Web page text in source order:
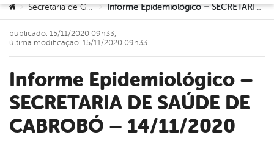
Você está aqui:
> Secretaria de Governo > Informe Epidemiológico – SECRETARIA DE SAÚDE DE CABROBÓ – 14/11/2020
Informe Epidemiológico –
SECRETARIA DE SAÚDE DE
CABROBÓ – 14/11/2020
publicado: 15/11/2020 09h33,
última modificação: 15/11/2020 09h33